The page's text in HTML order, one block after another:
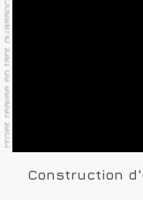
Construction